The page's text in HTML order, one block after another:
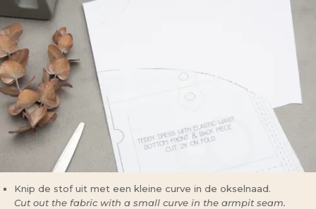
Knip de stof uit met een kleine curve in de okselnaad.
Cut out the fabric with a small curve in the armpit seam.